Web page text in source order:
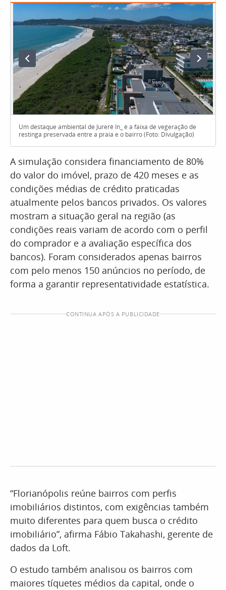
Um destaque ambiental de Jurerê In_ é a faixa de vegeração de
restinga preservada entre a praia e o bairro (Foto: Divulgação)
A simulação considera financiamento de 80%
do valor do imóvel, prazo de 420 meses e as
condições médias de crédito praticadas
atualmente pelos bancos privados. Os valores
mostram a situação geral na região (as
condições reais variam de acordo com o perfil
do comprador e a avaliação específica dos
bancos). Foram considerados apenas bairros
com pelo menos 150 anúncios no período, de
forma a garantir representatividade estatística.
CONTINUA APÓS A PUBLICIDADE
“Florianópolis reúne bairros com perfis
imobiliários distintos, com exigências também
muito diferentes para quem busca o crédito
imobiliário”, afirma Fábio Takahashi, gerente de
dados da Loft.
O estudo também analisou os bairros com
maiores tíquetes médios da capital, onde o